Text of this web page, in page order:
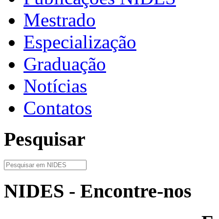
Mestrado
Especialização
Graduação
Notícias
Contatos
Pesquisar
NIDES - Encontre-nos